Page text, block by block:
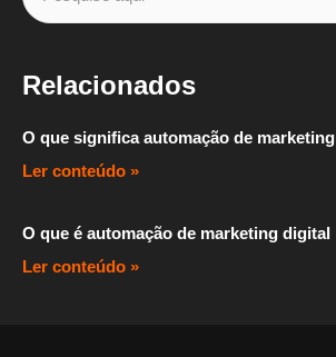
Relacionados
O que significa automação de marketing
Ler conteúdo »
O que é automação de marketing digital
Ler conteúdo »